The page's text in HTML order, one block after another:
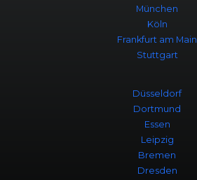
München
Köln
Frankfurt am Main
Stuttgart
Düsseldorf
Dortmund
Essen
Leipzig
Bremen
Dresden